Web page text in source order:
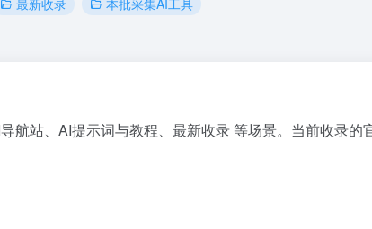
最新收录 本批采集AI工具
航站、AI提示词与教程、最新收录 等场景。当前收录